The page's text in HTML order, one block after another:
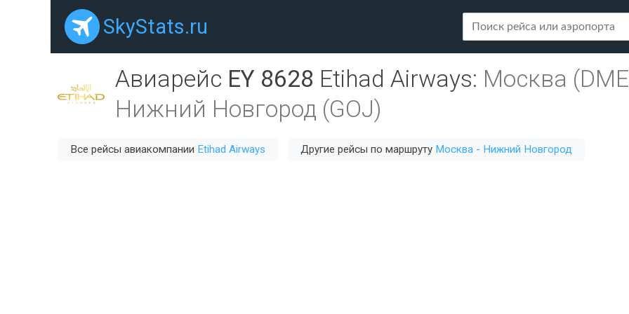
SkyStats.ru
Авиарейс EY 8628 Etihad Airways: Москва
Нижний Новгород (GOJ)
Все рейсы авиакомпании Etihad Airways Другие рейсы по маршруту Москва - Нижний Новгород